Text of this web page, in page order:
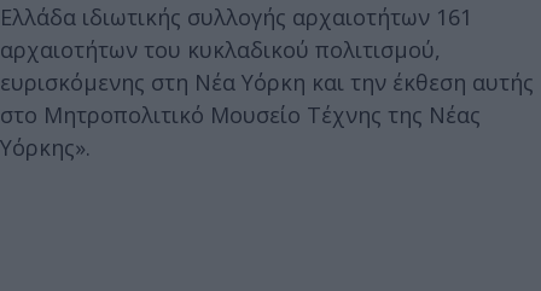
Ελλάδα ιδιωτικής συλλογής αρχαιοτήτων 161
αρχαιοτήτων του κυκλαδικού πολιτισμού,
ευρισκόμενης στη Νέα Υόρκη και την έκθεση αυτής
στο Μητροπολιτικό Μουσείο Τέχνης της Νέας
Υόρκης».